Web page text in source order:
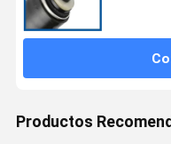
Productos